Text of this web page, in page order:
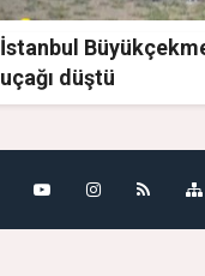
İstanbul
uçağı düştü